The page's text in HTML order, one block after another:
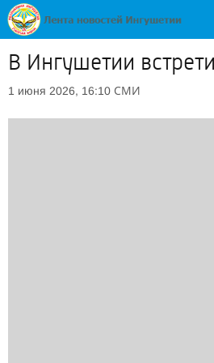
В Ингушетии
1 июня 2026, 16:10 СМИ